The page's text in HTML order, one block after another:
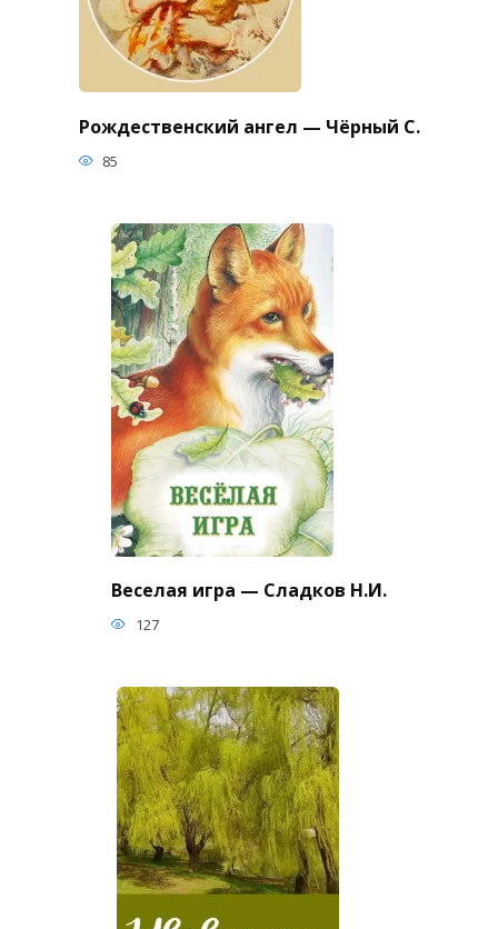
Рождественский ангел — Чёрный С.
85
Веселая игра — Сладков Н.И.
127